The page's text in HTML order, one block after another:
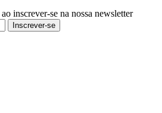
inscrever-se na nossa newsletter
Inscrever-se